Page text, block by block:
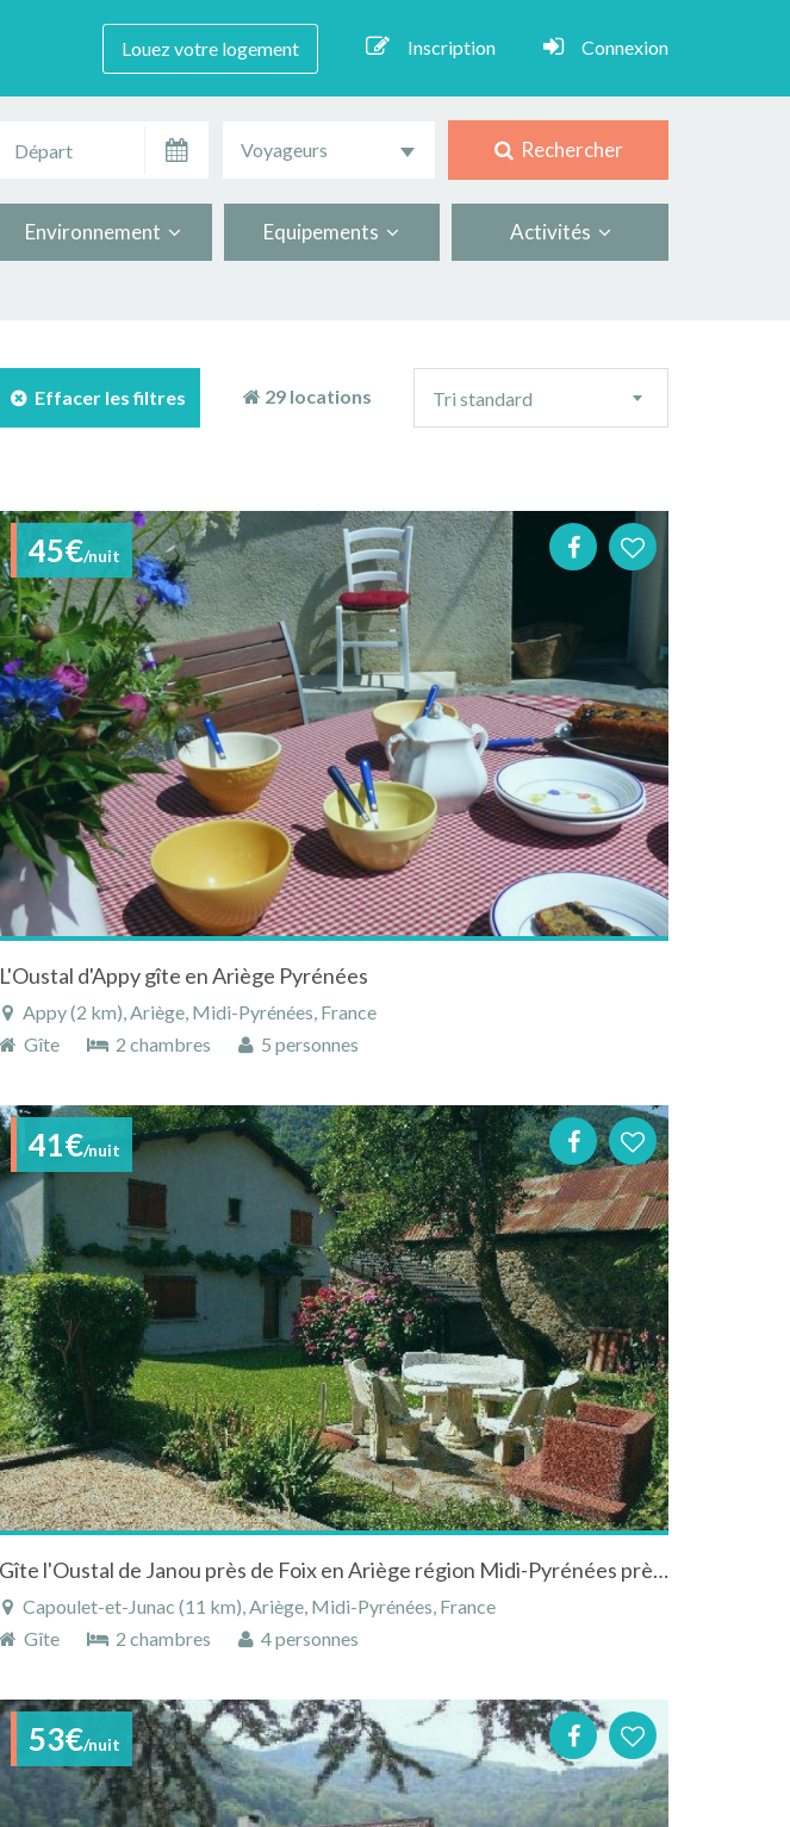
Louez votre logement Inscription Connexion
Voyageurs Rechercher
Environnement Equipements Activités
Effacer les filtres 29 locations
tri
Tri standard
45€/nuit
L'Oustal d'Appy gîte en Ariège Pyrénées
Appy (2 km), Ariège, Midi-Pyrénées, France
Gîte
2 chambres 5 personnes
41€/nuit
Gîte l'Oustal de Janou près de Foix en Ariège région Midi-Pyrénées près de l'Andorre et Espagne
Capoulet-et-Junac (11 km), Ariège, Midi-Pyrénées, France
Gîte
2 chambres 4 personnes
53€/nuit